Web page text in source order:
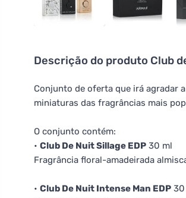
Descrição do produto Club
Conjunto de oferta que irá agradar
miniaturas das fragrâncias mais
O conjunto contém:
• Club De Nuit Sillage EDP 30 ml
Fragrância floral-amadeirada
• Club De Nuit Intense Man EDP 30